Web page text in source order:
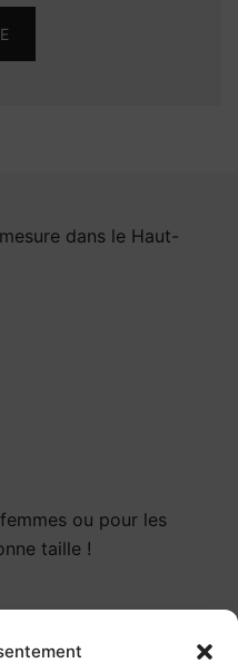
dans le Haut-
ou pour les
taille !